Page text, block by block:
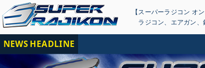
【スーパーラジコン オ
ラジコン、 エアガン、
NEWS HEADLINE